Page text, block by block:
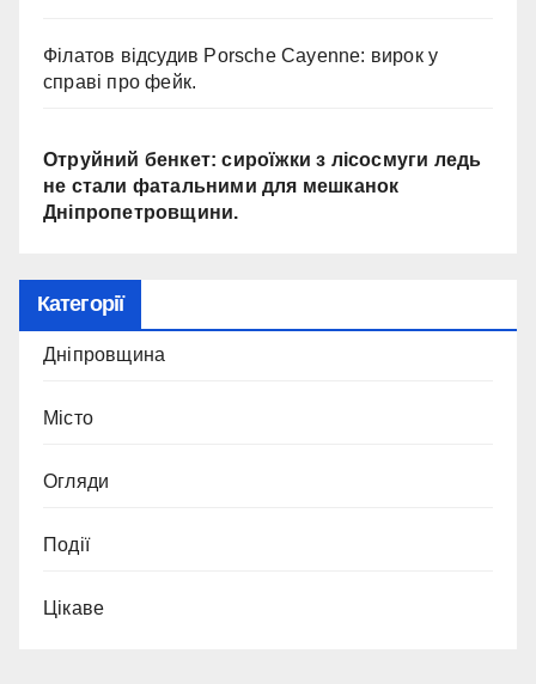
Філатов відсудив Porsche Cayenne: вирок у
справі про фейк.
Отруйний бенкет: сироїжки з лісосмуги ледь
не стали фатальними для мешканок
Дніпропетровщини.
Категорії
Дніпровщина
Місто
Огляди
Події
Цікаве